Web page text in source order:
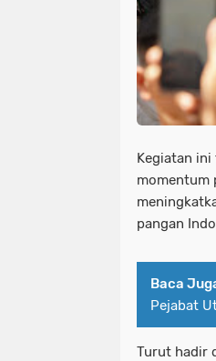
Kegiatan
momentum
pangan
Baca
Pejabat
Turut hadir